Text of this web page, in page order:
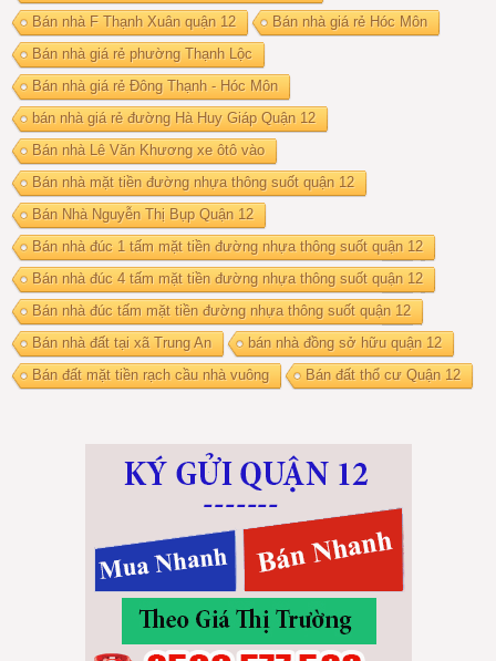
Bán nhà F Thạnh Xuân quận 12
Bán nhà giá rẻ Hóc Môn
Bán nhà giá rẻ phường Thạnh Lộc
Bán nhà giá rẻ Đông Thạnh - Hóc Môn
bán nhà giá rẻ đường Hà Huy Giáp Quận 12
Bán nhà Lê Văn Khương xe ôtô vào
Bán nhà mặt tiền đường nhựa thông suốt quận 12
Bán Nhà Nguyễn Thị Bụp Quận 12
Bán nhà đúc 1 tấm mặt tiền đường nhựa thông suốt quận 12
Bán nhà đúc 4 tấm mặt tiền đường nhựa thông suốt quận 12
Bán nhà đúc tấm mặt tiền đường nhựa thông suốt quận 12
Bán nhà đất tại xã Trung An
bán nhà đồng sở hữu quận 12
Bán đất mặt tiền rạch cầu nhà vuông
Bán đất thổ cư Quận 12